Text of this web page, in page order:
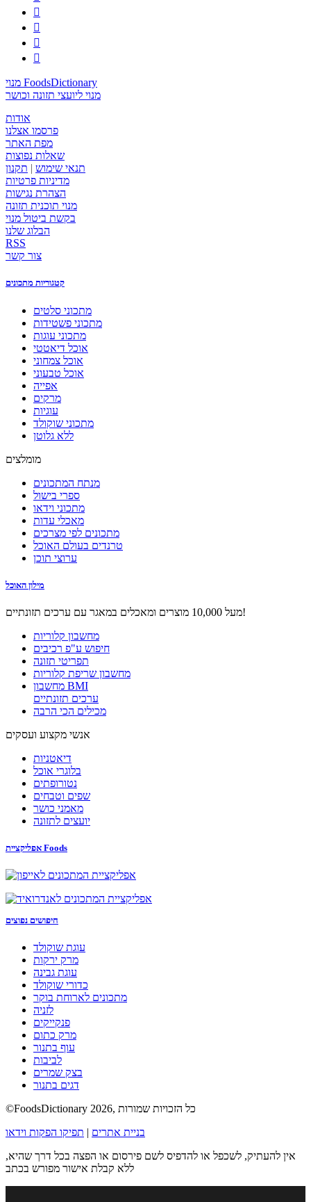




מנוי FoodsDictionary
מנוי ליועצי תזונה וכושר
אודות
פרסמו אצלנו
מפת האתר
שאלות נפוצות
תנאי שימוש | תקנון
מדיניות פרטיות
הצהרת נגישות
מנוי תוכנית תזונה
בקשת ביטול מנוי
הבלוג שלנו
RSS
צור קשר
קטגוריות מתכונים
מתכוני סלטים
מתכוני פשטידות
מתכוני עוגות
אוכל דיאטטי
אוכל צמחוני
אוכל טבעוני
אפייה
מרקים
עוגיות
מתכוני שוקולד
ללא גלוטן
מומלצים
מנתח המתכונים
ספרי בישול
מתכוני וידאו
מאכלי עדות
מתכונים לפי מצרכים
טרנדים בעולם האוכל
ערוצי תוכן
מילון האוכל
מעל 10,000 מוצרים ומאכלים במאגר עם ערכים תזונתיים!
מחשבון קלוריות
חיפוש ע"פ רכיבים
תפריטי תזונה
מחשבון שריפת קלוריות
מחשבון BMI
ערכים תזונתיים
מכילים הכי הרבה
אנשי מקצוע ועסקים
דיאטניות
בלוגרי אוכל
נטורופתים
שפים וטבחים
מאמני כושר
יועצים לתזונה
אפליקציית Foods
חיפושים נפוצים
עוגת שוקולד
מרק ירקות
עוגת גבינה
כדורי שוקולד
מתכונים לארוחת בוקר
לזניה
פנקייקים
מרק כתום
עוף בתנור
לביבות
בצק שמרים
דגים בתנור
©FoodsDictionary 2026, כל הזכויות שמורות
בניית אתרים | תפיקו הפקות וידאו
אין להעתיק, לשכפל או להדפיס לשם פירסום או הפצה בכל דרך שהיא,
ללא קבלת אישור מפורש בכתב